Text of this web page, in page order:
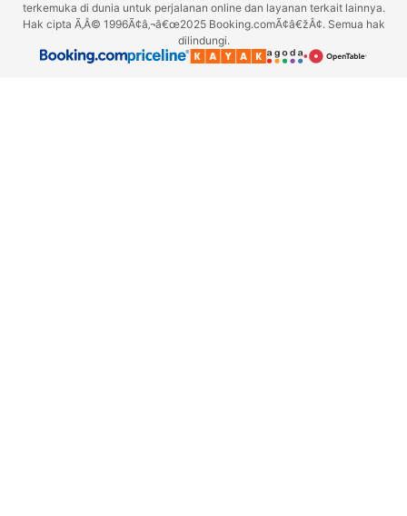
terkemuka di dunia untuk perjalanan online dan layanan terkait lainnya.
Hak cipta Ã‚Â© 1996Ã¢â‚¬â€œ2025 Booking.comÃ¢â€žÂ¢. Semua hak
dilindungi.